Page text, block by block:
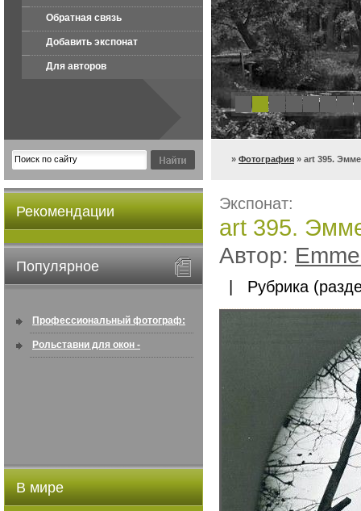
Обратная связь
Добавить экспонат
Для авторов
» Фотография » art 395.
Рекомендации
Популярное
Профессиональный фотограф:
искусство создавать снимки, ...
Рольставни для окон -
В мире
Экспонат:
art 395.
Автор:
| Рубрика